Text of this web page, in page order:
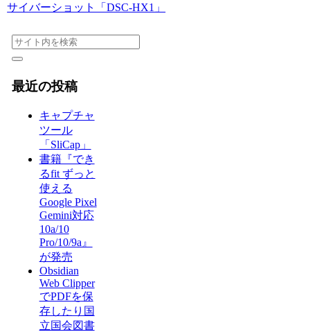
サイバーショット「DSC-HX1」
最近の投稿
キャプチャ
ツール
「SliCap」
書籍『でき
るfit ずっと
使える
Google Pixel
Gemini対応
10a/10
Pro/10/9a』
が発売
Obsidian
Web Clipper
でPDFを保
存したり国
立国会図書